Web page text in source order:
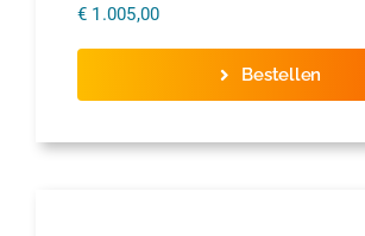
€ 1.005,00
Bestellen